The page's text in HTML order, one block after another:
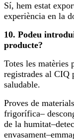
Sí, hem estat
experiència en la
10. Podeu
producte?
Totes les matèries
registrades al CIQ
saludable.
Proves de
frigorífica–
de la